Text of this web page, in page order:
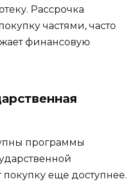
Рассрочка
частями, часто
финансовую
программы
еще доступнее.